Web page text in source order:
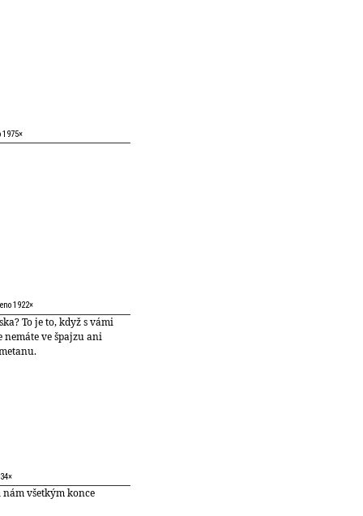
1975×
1922×
To je to, když s vámi
nemáte ve špajzu ani
nám všetkým konce